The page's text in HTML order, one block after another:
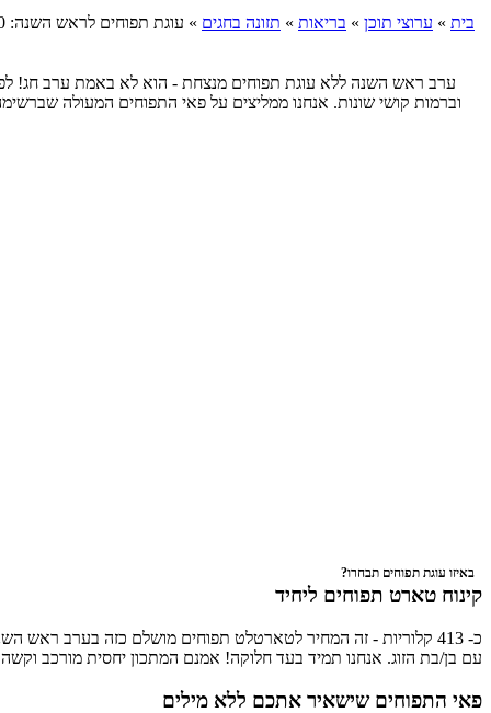
בית » ערוצי תוכן » בריאות » תזונה בחגים » עוגת תפוחים לראש השנה: 10 מתכונים טעימים
וברמות קושי שונות. אנחנו ממליצים על פאי התפוחים המעולה
באיזו עוגת תפוחים תבחרו?
קינוח טארט תפוחים ליחיד
כ- 413 קלוריות - זה המחיר לטארטלט תפוחים מושלם כזה בערב
עם בן/בת הזוג. אנחנו תמיד בעד חלוקה! אמנם המתכון יחסית מורכב
פאי התפוחים שישאיר אתכם ללא מילים